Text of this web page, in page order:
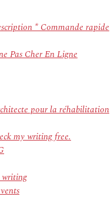
* Commande rapide
Pas Cher En Ligne
pour la réhabilitation
my writing free.
writing